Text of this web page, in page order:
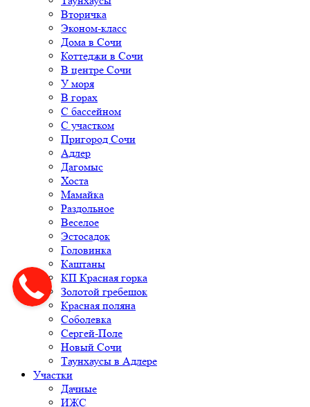
Вторичка
Эконом-класс
Дома в Сочи
Коттеджи в Сочи
В центре Сочи
У моря
В горах
С бассейном
С участком
Пригород Сочи
Адлер
Дагомыс
Хоста
Мамайка
Раздольное
Веселое
Эстосадок
Головинка
Каштаны
КП Красная горка
Золотой гребешок
Красная поляна
Соболевка
Сергей-Поле
Новый Сочи
Таунхаусы в Адлере
Участки
Дачные
ИЖС